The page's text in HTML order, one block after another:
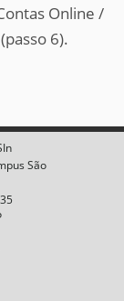
Online /
6).
São